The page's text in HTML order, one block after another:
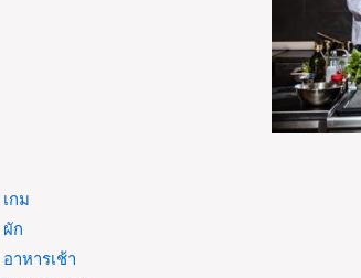
เกม
ผัก
อาหารเช้า